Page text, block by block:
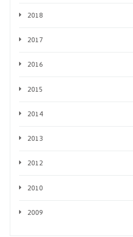
2018
2017
2016
2015
2014
2013
2012
2010
2009